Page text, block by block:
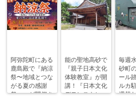
阿弥陀町にある
鹿島殿で『納涼
祭〜地域とつな
がる夏の感謝
祭〜』が開催さ
能の聖地高砂で
『親子日本文化
体験教室』が開
講！『日本文化
デモンストレー
毎週
砂町
ール
ルカ
週替